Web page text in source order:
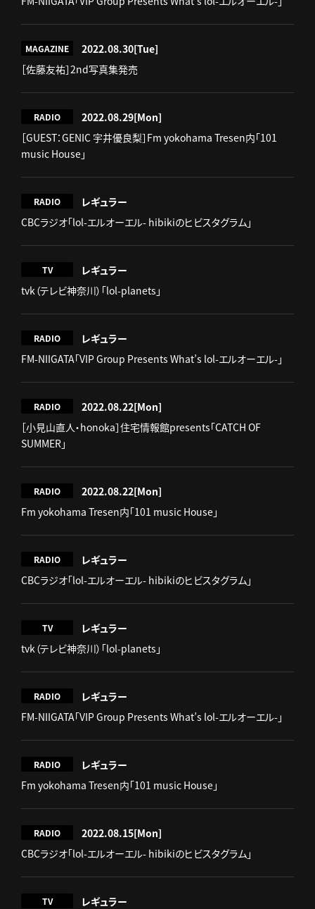
MAGAZINE 2022.08.30[Tue]
［佐藤友祐］2nd写真集発売
RADIO 2022.08.29[Mon]
［GUEST：GENIC 宇井優良梨］Fm yokohama Tresen内「101
music House」
RADIO
レギュラー
CBCラジオ「lol-エルオーエル- hibikiのヒビスタグラム」
TV
レギュラー
tvk（テレビ神奈川）「lol-planets」
RADIO
レギュラー
FM-NIIGATA「VIP Group Presents What’s lol-エルオーエル-」
RADIO 2022.08.22[Mon]
［小見山直人・honoka］住宅情報館presents「CATCH OF
SUMMER」
RADIO 2022.08.22[Mon]
Fm yokohama Tresen内「101 music House」
RADIO
レギュラー
CBCラジオ「lol-エルオーエル- hibikiのヒビスタグラム」
TV
レギュラー
tvk（テレビ神奈川）「lol-planets」
RADIO
レギュラー
FM-NIIGATA「VIP Group Presents What’s lol-エルオーエル-」
RADIO
レギュラー
Fm yokohama Tresen内「101 music House」
RADIO 2022.08.15[Mon]
CBCラジオ「lol-エルオーエル- hibikiのヒビスタグラム」
TV
レギュラー